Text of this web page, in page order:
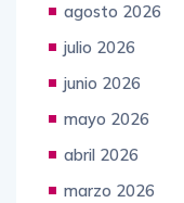
agosto 2026
julio 2026
junio 2026
mayo 2026
abril 2026
marzo 2026